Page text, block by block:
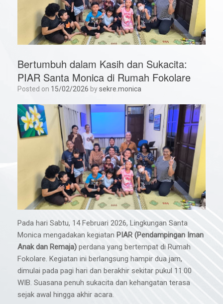
Bertumbuh dalam Kasih dan Sukacita:
PIAR Santa Monica di Rumah Fokolare
Posted on 15/02/2026 bysekre.monica
Pada hari Sabtu, 14 Februari 2026, Lingkungan Santa
Monica mengadakan kegiatan PIAR (Pendampingan Iman
Anak dan Remaja) perdana yang bertempat di Rumah
Fokolare. Kegiatan ini berlangsung hampir dua jam,
dimulai pada pagi hari dan berakhir sekitar pukul 11.00
WIB. Suasana penuh sukacita dan kehangatan terasa
sejak awal hingga akhir acara.